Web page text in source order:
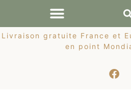
Livraison gratuite France et
en point